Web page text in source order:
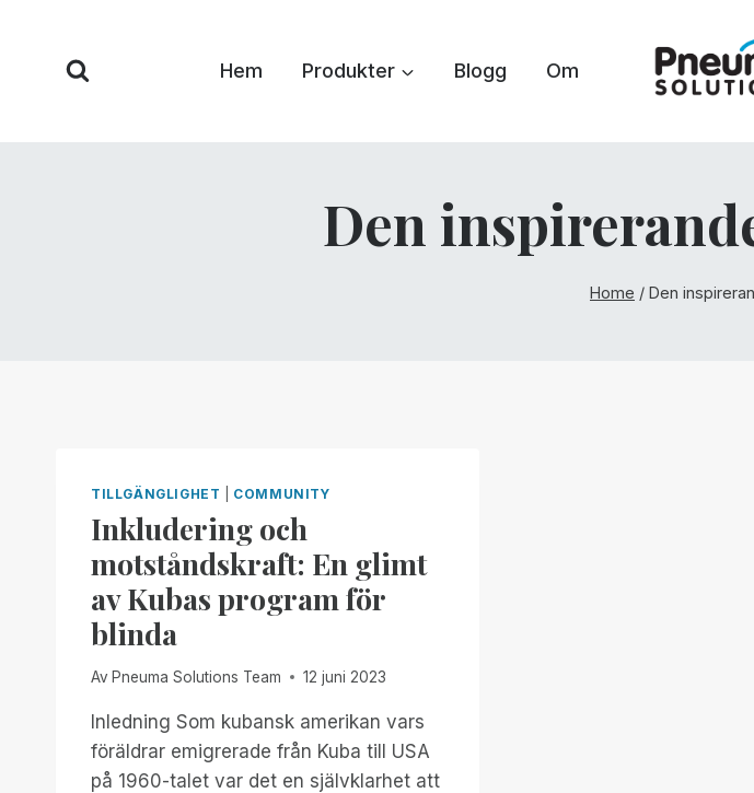
innehåll
Hem Produkter Blogg Om
Den
Home / Den
TILLGÄNGLIGHET COMMUNITY
Inkludering och
motståndskraft: En glimt
av Kubas program för
blinda
Av Pneuma Solutions Team 12 juni 2023
Inledning Som kubansk amerikan vars
föräldrar emigrerade från Kuba till USA
på 1960-talet var det en självklarhet att